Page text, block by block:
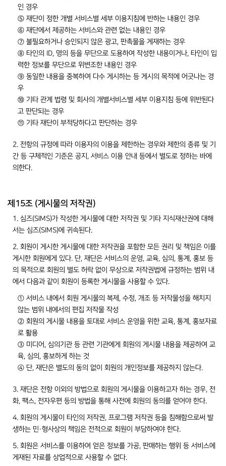
인 경우
⑤ 재단이 정한 개별 서비스별 세부 이용지침에 반하는 내용인 경우
⑥ 재단에서 제공하는 서비스와 관련 없는 내용인 경우
⑦ 불필요하거나 승인되지 않은 광고, 판촉물을 게재하는 경우
⑧ 타인의 ID, 명의 등을 무단으로 도용하여 작성한 내용이거나, 타인이 입
력한 정보를 무단으로 위변조한 내용인 경우
⑨ 동일한 내용을 중복하여 다수 게시하는 등 게시의 목적에 어긋나는 경
우
⑩ 기타 관계 법령 및 회사의 개별서비스별 세부 이용지침 등에 위반된다
고 판단되는 경우
⑪ 기타 재단이 부적당하다고 판단하는 경우
2. 전항의 규정에 따라 이용자의 이용을 제한하는 경우와 제한의 종류 및 기
간 등 구체적인 기준은 공지, 서비스 이용 안내 등에서 별도로 정하는 바에
의한다.
제15조 (게시물의 저작권)
1. 심즈(SIMS)가 작성한 게시물에 대한 저작권 및 기타 지식재산권에 대해
서는 심즈(SIMS)에 귀속된다.
2. 회원이 게시한 게시물에 대한 저작권을 포함한 모든 권리 및 책임은 이를
게시한 회원에게 있다. 단, 재단은 서비스의 운영, 교육, 심의, 통계, 홍보 등
의 목적으로 회원의 별도 허락 없이 무상으로 저작권법에 규정하는 범위 내
에서 다음과 같이 회원이 등록한 게시물을 사용할 수 있다.
① 서비스 내에서 회원 게시물의 복제, 수정, 개조 등 저작물성을 해치지
않는 범위 내에서의 편집 저작물 작성
② 회원의 게시물 내용을 토대로 서비스 운영을 위한 교육, 통계, 홍보자료
로 활용
③ 미디어, 심의기관 등 관련 기관에게 회원의 게시물 내용을 제공하여 교
육, 심의, 홍보하게 하는 것
④ 단, 재단은 별도의 동의 없이 회원의 개인정보를 제공하지 않는다.
3. 재단은 전항 이외의 방법으로 회원의 게시물을 이용하고자 하는 경우, 전
화, 팩스, 전자우편 등의 방법을 통해 사전에 회원의 동의를 얻어야 한다.
4. 회원의 게시물이 타인의 저작권, 프로그램 저작권 등을 침해함으로써 발
생하는 민·형사상의 책임은 전적으로 회원이 부담하여야 한다.
5. 회원은 서비스를 이용하여 얻은 정보를 가공, 판매하는 행위 등 서비스에
게재된 자료를 상업적으로 사용할 수 없다.